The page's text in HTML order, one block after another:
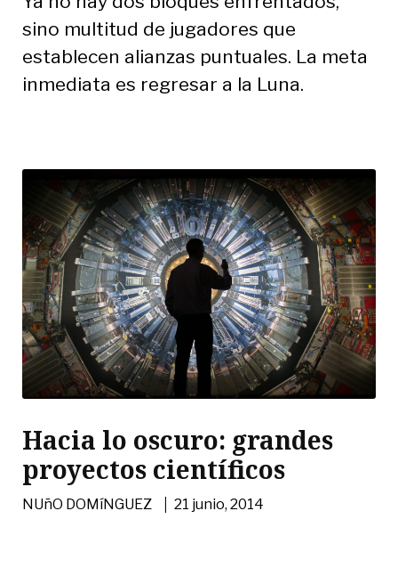
sino multitud de jugadores que
establecen alianzas puntuales. La meta
inmediata es regresar a la Luna.
Hacia lo oscuro: grandes
proyectos científicos
NUñO DOMíNGUEZ |21 junio, 2014